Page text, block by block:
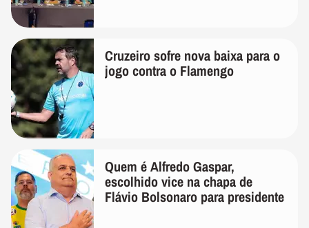
Cruzeiro sofre nova baixa para o
jogo contra o Flamengo
Quem é Alfredo Gaspar,
escolhido vice na chapa de
Flávio Bolsonaro para presidente